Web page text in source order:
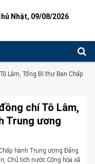
Nhật, 09/08/2026
Lâm, Tổng Bí thư Ban Chấp
chí Tô Lâm,
Trung ương
hành Trung ương Đảng
Chủ tịch nước Cộng hòa xã